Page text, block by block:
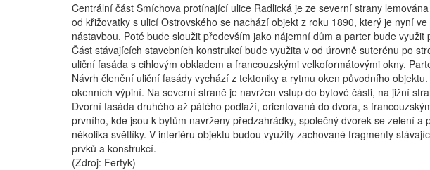
Centrální část Smíchova protínající ulice Radlická je ze severní strany
od křižovatky s ulicí Ostrovského se nachází objekt z roku 1890, který je nyní
nástavbou. Poté bude sloužit především jako nájemní dům a parter bude
Část stávajících stavebních konstrukcí bude využita v od úrovně suterénu po
uliční fasáda s cihlovým obkladem a francouzskými velkoformátovými okny.
Návrh členění uliční fasády vychází z tektoniky a rytmu oken původního
okenních výpiní. Na severní straně je navržen vstup do bytové části, na jižní
Dvorní fasáda druhého až pátého podlaží, orientovaná do dvora, s
prvního, kde jsou k bytům navrženy předzahrádky, společný dvorek se zelení
několika světlíky. V interiéru objektu budou využity zachované fragmenty
prvků a konstrukcí.
(Zdroj: Fertyk)